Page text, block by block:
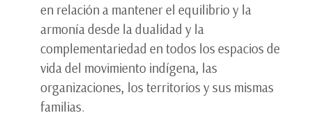
en relación a mantener el equilibrio y la
armonía desde la dualidad y la
complementariedad en todos los espacios de
vida del movimiento indígena, las
organizaciones, los territorios y sus mismas
familias.